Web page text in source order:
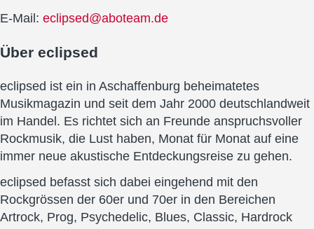
E-Mail: eclipsed@aboteam.de
Über eclipsed
eclipsed ist ein in Aschaffenburg beheimatetes
Musikmagazin und seit dem Jahr 2000 deutschlandweit
im Handel. Es richtet sich an Freunde anspruchsvoller
Rockmusik, die Lust haben, Monat für Monat auf eine
immer neue akustische Entdeckungsreise zu gehen.
eclipsed befasst sich dabei eingehend mit den
Rockgrössen der 60er und 70er in den Bereichen
Artrock, Prog, Psychedelic, Blues, Classic, Hardrock